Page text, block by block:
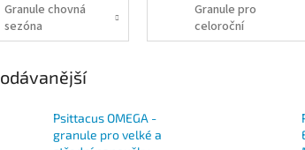
Granule chovná
sezóna
Granule pro
celoroční
podávání
Psittacus OMEGA -
granule pro velké a